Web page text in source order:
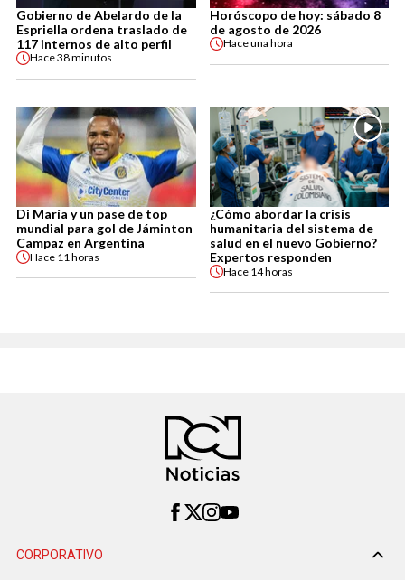
Gobierno de Abelardo de la
Espriella ordena traslado de
117 internos de alto perfil
Hace38 minutos
Horóscopo de hoy: sábado 8
de agosto de 2026
Haceuna hora
Di María y un pase de top
mundial para gol de Jáminton
Campaz en Argentina
Hace 11 horas
¿Cómo abordar la crisis
humanitaria del sistema de
salud en el nuevo Gobierno?
Expertos responden
Hace 14 horas
CORPORATIVO